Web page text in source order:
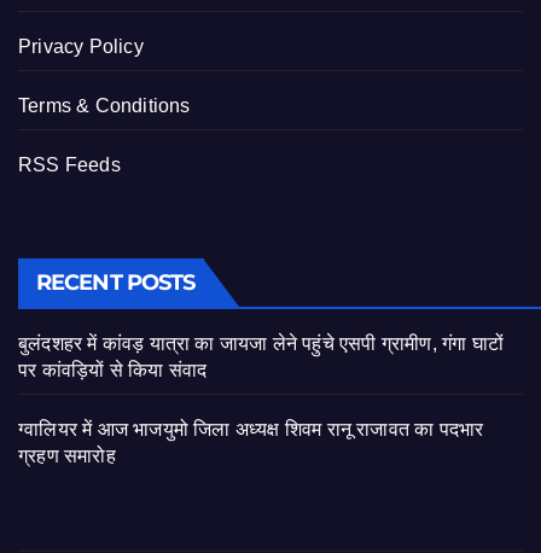
Privacy Policy
Terms & Conditions
RSS Feeds
RECENT POSTS
बुलंदशहर में कांवड़ यात्रा का जायजा लेने पहुंचे एसपी ग्रामीण, गंगा घाटों
पर कांवड़ियों से किया संवाद
ग्वालियर में आज भाजयुमो जिला अध्यक्ष शिवम रानू राजावत का पदभार
ग्रहण समारोह